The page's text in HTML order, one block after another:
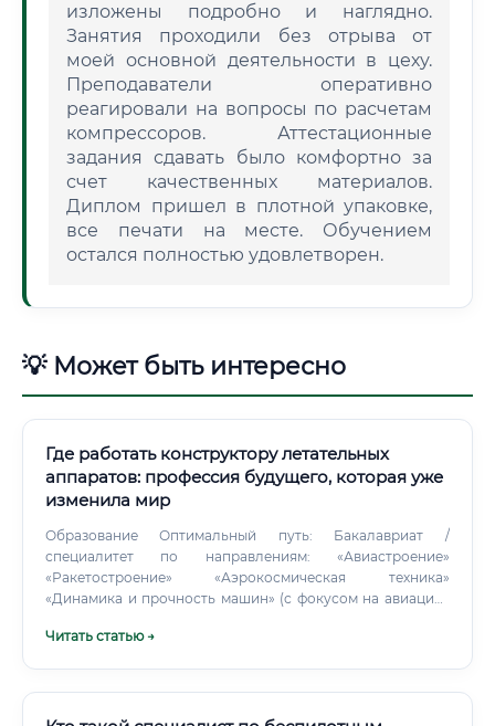
изложены подробно и наглядно.
Занятия проходили без отрыва от
моей основной деятельности в цеху.
Преподаватели оперативно
реагировали на вопросы по расчетам
компрессоров. Аттестационные
задания сдавать было комфортно за
счет качественных материалов.
Диплом пришел в плотной упаковке,
все печати на месте. Обучением
остался полностью удовлетворен.
💡 Может быть интересно
Где работать конструктору летательных
аппаратов: профессия будущего, которая уже
изменила мир
Образование Оптимальный путь: Бакалавриат /
специалитет по направлениям: «Авиастроение»
«Ракетостроение» «Аэрокосмическая техника»
«Динамика и прочность машин» (с фокусом на авиацию)
специализацией) Магистратура (по желанию, но сильно
Читать статью →